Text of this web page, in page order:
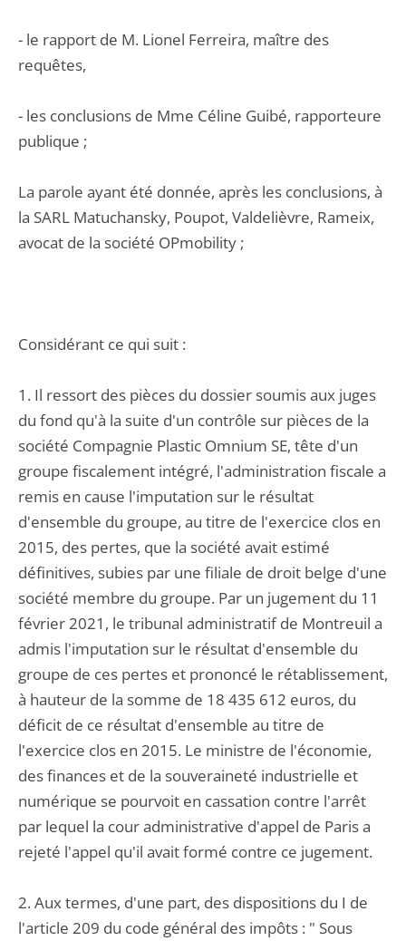
- le rapport de M. Lionel Ferreira, maître des
requêtes,
- les conclusions de Mme Céline Guibé, rapporteure
publique ;
La parole ayant été donnée, après les conclusions, à
la SARL Matuchansky, Poupot, Valdelièvre, Rameix,
avocat de la société OPmobility ;
Considérant ce qui suit :
1. Il ressort des pièces du dossier soumis aux juges
du fond qu'à la suite d'un contrôle sur pièces de la
société Compagnie Plastic Omnium SE, tête d'un
groupe fiscalement intégré, l'administration fiscale a
remis en cause l'imputation sur le résultat
d'ensemble du groupe, au titre de l'exercice clos en
2015, des pertes, que la société avait estimé
définitives, subies par une filiale de droit belge d'une
société membre du groupe. Par un jugement du 11
février 2021, le tribunal administratif de Montreuil a
admis l'imputation sur le résultat d'ensemble du
groupe de ces pertes et prononcé le rétablissement,
à hauteur de la somme de 18 435 612 euros, du
déficit de ce résultat d'ensemble au titre de
l'exercice clos en 2015. Le ministre de l'économie,
des finances et de la souveraineté industrielle et
numérique se pourvoit en cassation contre l'arrêt
par lequel la cour administrative d'appel de Paris a
rejeté l'appel qu'il avait formé contre ce jugement.
2. Aux termes, d'une part, des dispositions du I de
l'article 209 du code général des impôts : " Sous